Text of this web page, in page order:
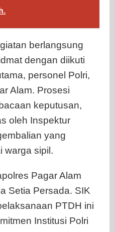
berlangsung
dengan diikuti
personel Polri,
Alam. Prosesi
keputusan,
oleh Inspektur
yang
warga sipil.
Pagar Alam
Setia Persada. SIK
PTDH ini
Institusi Polri